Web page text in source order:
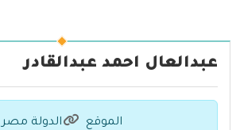
عبدالعال احمد عبدالقادر
الموقع الدولة مصر